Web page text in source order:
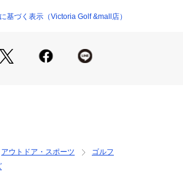
る場合があります。
ヴィクトリアゴルフ ビクトリア
ルフ小物 アクセサリー 黒 ブラック
基づく表示（Victoria Golf &mall店）
アウトドア・スポーツ
ゴルフ